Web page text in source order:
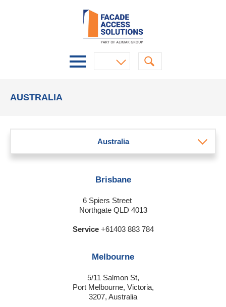
AUSTRALIA
Australia
Brisbane
6 Spiers Street
Northgate QLD 4013
Service +61403 883 784
Melbourne
5/11 Salmon St,
Port Melbourne, Victoria,
3207, Australia